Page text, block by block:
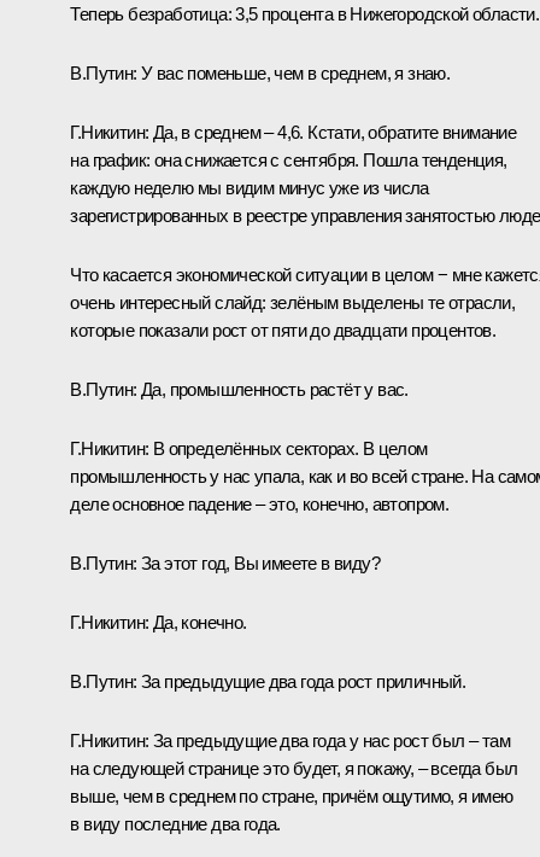
Теперь безработица: 3,5 процента в Нижегородской области.
В.Путин: У вас поменьше, чем в среднем, я знаю.
Г.Никитин: Да, в среднем – 4,6. Кстати, обратите внимание
на график: она снижается с сентября. Пошла тенденция,
каждую неделю мы видим минус уже из числа
зарегистрированных в реестре управления занятостью
Что касается экономической ситуации в целом − мне
очень интересный слайд: зелёным выделены те отрасли,
которые показали рост от пяти до двадцати процентов.
В.Путин: Да, промышленность растёт у вас.
Г.Никитин: В определённых секторах. В целом
промышленность у нас упала, как и во всей стране. На
деле основное падение – это, конечно, автопром.
В.Путин: За этот год, Вы имеете в виду?
Г.Никитин: Да, конечно.
В.Путин: За предыдущие два года рост приличный.
Г.Никитин: За предыдущие два года у нас рост был – там
на следующей странице это будет, я покажу, – всегда был
выше, чем в среднем по стране, причём ощутимо, я имею
в виду последние два года.